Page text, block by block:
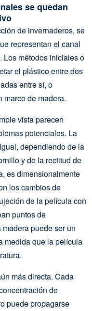
se quedan
de invernaderos, se
representan el canal
Los métodos iniciales o
el plástico entre dos
entre sí, o
marco de madera.
vista parecen
potenciales. La
dependiendo de la
y de la rectitud de
es dimensionalmente
los cambios de
de la película con
puntos de
puede ser un
medida que la película
más directa. Cada
de
puede propagarse